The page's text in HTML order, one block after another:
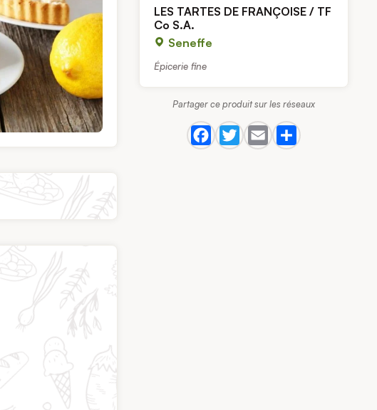
LES TARTES DE FRANÇOISE / TF
Co S.A.
Seneffe
Épicerie fine
Partager ce produit sur les réseaux